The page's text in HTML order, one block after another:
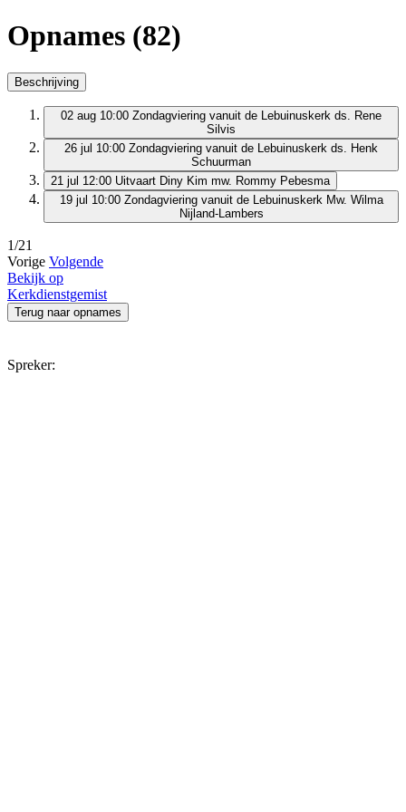
Opnames (82)
Beschrijving
02 aug 10:00 Zondagviering vanuit de Lebuinuskerk ds. Rene
Silvis
26 jul 10:00 Zondagviering vanuit de Lebuinuskerk ds. Henk
Schuurman
21 jul 12:00 Uitvaart Diny Kim mw. Rommy Pebesma
19 jul 10:00 Zondagviering vanuit de Lebuinuskerk Mw. Wilma
Nijland-Lambers
1/21
Vorige Volgende
Bekijk op
Kerkdienstgemist
Terug naar opnames
Spreker: